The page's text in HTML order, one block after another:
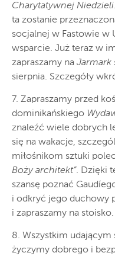
Charytatywnej Niedzieli
ta zostanie
socjalnej w Fastowie w
wsparcie. Już teraz w
zapraszamy na Jarmark
sierpnia. Szczegóły
7. Zapraszamy przed
dominikańskiego
znaleźć wiele dobrych
się na wakacje,
miłośnikom sztuki
Boży architekt”. Dzięki
szansę poznać
i odkryć jego duchowy
i zapraszamy na stoisko.
8. Wszystkim
życzymy dobrego i